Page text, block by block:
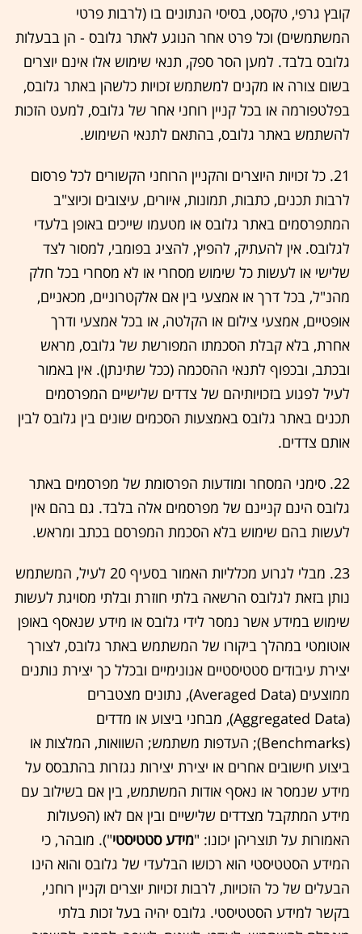
קובץ גרפי, טקסט, בסיסי הנתונים בו (לרבות פרטי
המשתמשים) וכל פרט אחר הנוגע לאתר גלובס - הן בבעלות
גלובס בלבד. למען הסר ספק, תנאי שימוש אלו אינם יוצרים
בשום צורה או מקנים למשתמש זכויות כלשהן באתר גלובס,
בפלטפורמה או בכל קניין רוחני אחר של גלובס, למעט הזכות
להשתמש באתר גלובס, בהתאם לתנאי השימוש.
21. כל זכויות היוצרים והקניין הרוחני הקשורים לכל פרסום
לרבות תכנים, כתבות, תמונות, איורים, עיצובים וכיוצ"ב
המתפרסמים באתר גלובס או מטעמו שייכים באופן בלעדי
לגלובס. אין להעתיק, להפיץ, להציג בפומבי, למסור לצד
שלישי או לעשות כל שימוש מסחרי או לא מסחרי בכל חלק
מהנ"ל, בכל דרך או אמצעי בין אם אלקטרוניים, מכאניים,
אופטיים, אמצעי צילום או הקלטה, או בכל אמצעי ודרך
אחרת, בלא קבלת הסכמתו המפורשת של גלובס, מראש
ובכתב, ובכפוף לתנאי ההסכמה (ככל שתינתן). אין באמור
לעיל לפגוע בזכויותיהם של צדדים שלישיים המפרסמים
תכנים באתר גלובס באמצעות הסכמים שונים בין גלובס לבין
אותם צדדים.
22. סימני המסחר ומודעות הפרסומת של מפרסמים באתר
גלובס הינם קניינם של מפרסמים אלה בלבד. גם בהם אין
לעשות בהם שימוש בלא הסכמת המפרסם בכתב ומראש.
23. מבלי לגרוע מכלליות האמור בסעיף ‏20 לעיל, המשתמש
נותן בזאת לגלובס הרשאה בלתי חוזרת ובלתי מסויגת לעשות
שימוש במידע אשר נמסר לידי גלובס או מידע שנאסף באופן
אוטומטי במהלך ביקורו של המשתמש באתר גלובס, לצורך
יצירת עיבודים סטטיסטיים אנונימיים ובכלל כך יצירת נותנים
ממוצעים (Averaged Data), נתונים מצטברים
(Aggregated Data), מבחני ביצוע או מדדים
(Benchmarks); העדפות משתמש; השוואות, המלצות או
ביצוע חישובים אחרים או יצירת יצירות נגזרות בהתבסס על
מידע שנמסר או נאסף אודות המשתמש, בין אם בשילוב עם
מידע המתקבל מצדדים שלישיים ובין אם לאו (הפעולות
האמורות על תוצריהן יכונו: "מידע סטטיסטי"). מובהר, כי
המידע הסטטיסטי הוא רכושו הבלעדי של גלובס והוא הינו
הבעלים של כל הזכויות, לרבות זכויות יוצרים וקניין רוחני,
בקשר למידע הסטטיסטי. גלובס יהיה בעל זכות בלתי